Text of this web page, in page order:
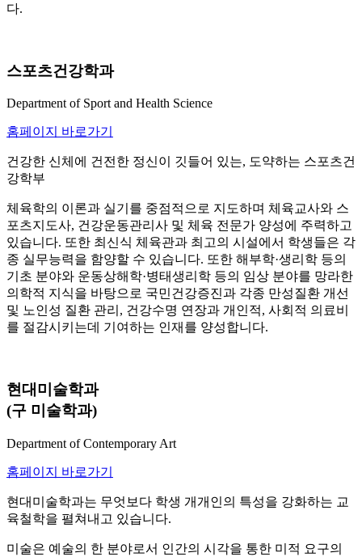
다.
스포츠건강학과
Department of Sport and Health Science
홈페이지 바로가기
건강한 신체에 건전한 정신이 깃들어 있는, 도약하는 스포츠건
강학부
체육학의 이론과 실기를 중점적으로 지도하며 체육교사와 스
포츠지도사, 건강운동관리사 및 체육 전문가 양성에 주력하고
있습니다. 또한 최신식 체육관과 최고의 시설에서 학생들은 각
종 실무능력을 함양할 수 있습니다. 또한 해부학·생리학 등의
기초 분야와 운동상해학·병태생리학 등의 임상 분야를 망라한
의학적 지식을 바탕으로 국민건강증진과 각종 만성질환 개선
및 노인성 질환 관리, 건강수명 연장과 개인적, 사회적 의료비
를 절감시키는데 기여하는 인재를 양성합니다.
현대미술학과
(구 미술학과)
Department of Contemporary Art
홈페이지 바로가기
현대미술학과는 무엇보다 학생 개개인의 특성을 강화하는 교
육철학을 펼쳐내고 있습니다.
미술은 예술의 한 분야로서 인간의 시각을 통한 미적 요구의